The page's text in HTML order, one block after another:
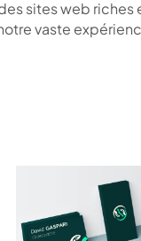
sites web
vaste